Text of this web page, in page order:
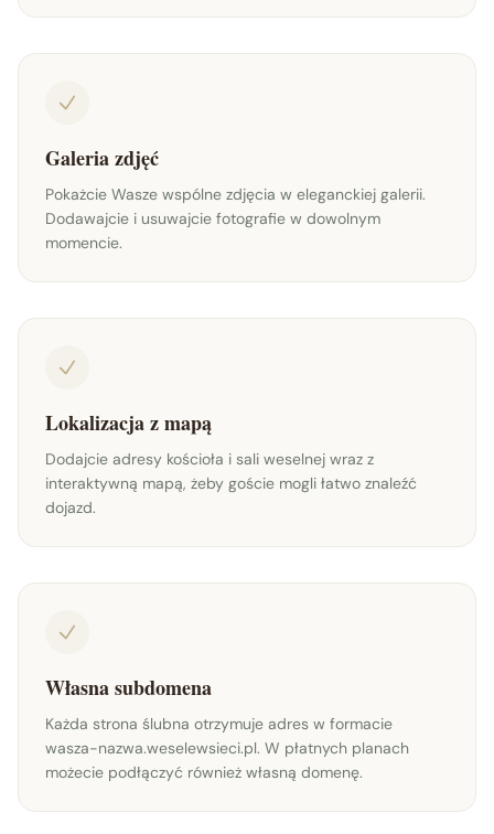
Galeria zdjęć
Pokażcie Wasze wspólne zdjęcia w eleganckiej galerii.
Dodawajcie i usuwajcie fotografie w dowolnym
momencie.
Lokalizacja z mapą
Dodajcie adresy kościoła i sali weselnej wraz z
interaktywną mapą, żeby goście mogli łatwo znaleźć
dojazd.
Własna subdomena
Każda strona ślubna otrzymuje adres w formacie
wasza-nazwa.weselewsieci.pl. W płatnych planach
możecie podłączyć również własną domenę.